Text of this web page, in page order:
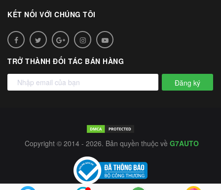
KẾT NỐI VỚI CHÚNG TÔI
TRỞ THÀNH ĐỐI TÁC BÁN HÀNG
Đăng ký
Copyright © 2014 - 2026. Bản quyền thuộc về G7AUTO